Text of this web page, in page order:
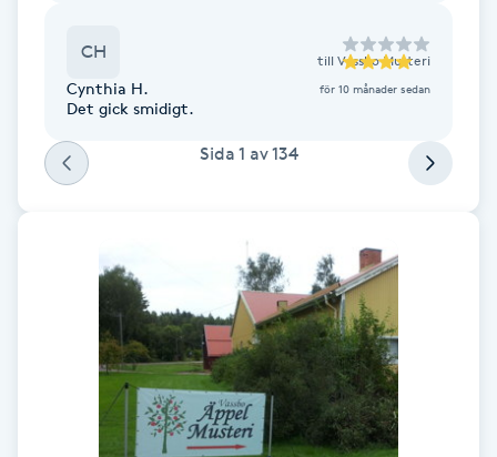
Keratinbehandling
Kinesiologi
Kinesisk medicin
Kiropraktik
Klangmassage
CH till Vassbo Musteri
Cynthia H. för 10 månader sedan
Det gick smidigt.
Sida 1 av134